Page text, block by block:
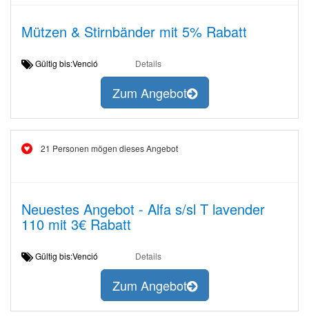
Mützen & Stirnbänder mit 5% Rabatt
Gültig bis:Venció Details
Zum Angebot
21 Personen mögen dieses Angebot
Neuestes Angebot - Alfa s/sl T lavender
110 mit 3€ Rabatt
Gültig bis:Venció Details
Zum Angebot